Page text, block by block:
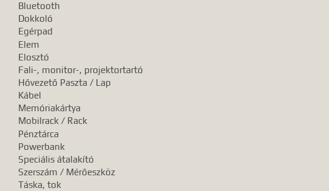
Bluetooth
Dokkoló
Egérpad
Elem
Elosztó
Fali-, monitor-, projektortartó
Hővezető Paszta / Lap
Kábel
Memóriakártya
Mobilrack / Rack
Pénztárca
Powerbank
Speciális átalakító
Szerszám / Mérőeszköz
Táska, tok